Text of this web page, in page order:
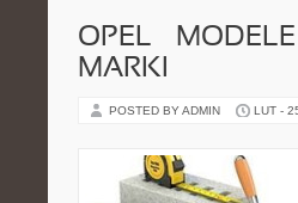
OPEL –
MARKI
POSTED BY ADMIN LUT -